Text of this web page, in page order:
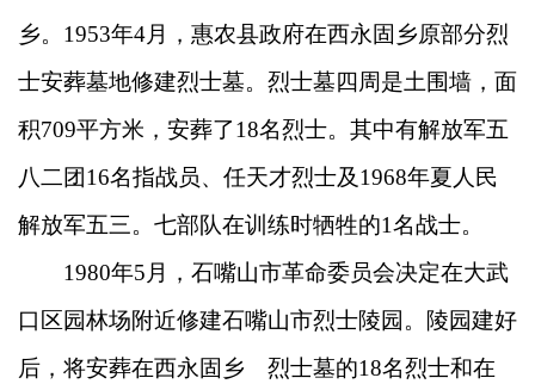
乡。1953年4月，惠农县政府在西永固乡原部分烈
士安葬墓地修建烈士墓。烈士墓四周是土围墙，面
积709平方米，安葬了18名烈士。其中有解放军五
八二团16名指战员、任天才烈士及1968年夏人民
解放军五三。七部队在训练时牺牲的1名战士。
1980年5月，石嘴山市革命委员会决定在大武
口区园林场附近修建石嘴山市烈士陵园。陵园建好
后，将安葬在西永固乡 烈士墓的18名烈士和在